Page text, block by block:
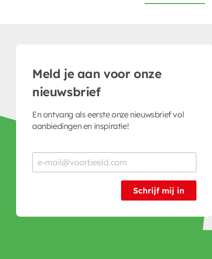
Meld je aan voor onze
nieuwsbrief
En ontvang als eerste onze nieuwsbrief vol
aanbiedingen en inspiratie!
Schrijf mij in